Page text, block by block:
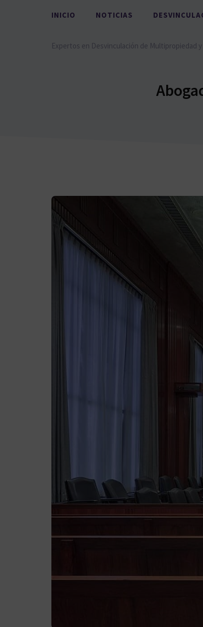
INICIO NOTICIAS
Expertos en Desvinculación de Multipropiedad